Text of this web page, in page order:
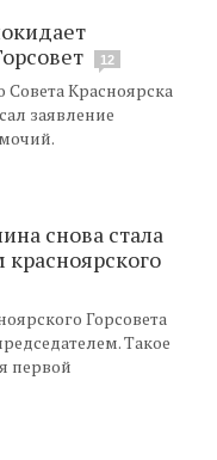
12
Совета Красноярска
заявление
снова стала
Горсовета
Такое
первой